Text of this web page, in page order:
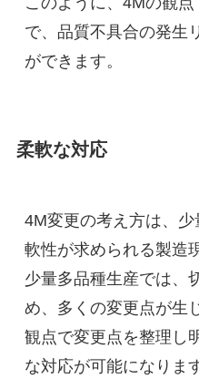
で、品質不具合の発生
ができます。
柔軟な対応
4M変更の考え方は、
軟性が求められる製造
少量多品種生産では、
め、多くの変更点が生
観点で変更点を整理し
な対応が可能になりま